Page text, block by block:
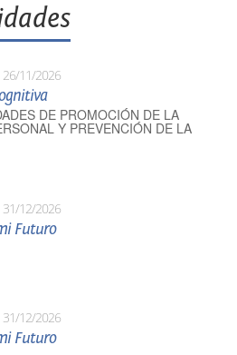
26/11/2026
DE PROMOCIÓN DE LA
Y PREVENCIÓN DE LA
31/12/2026
Futuro
31/12/2026
Futuro